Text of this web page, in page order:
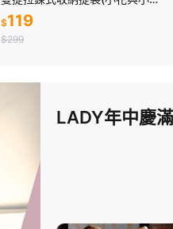
熊款)
$119
$299
LADY年中慶